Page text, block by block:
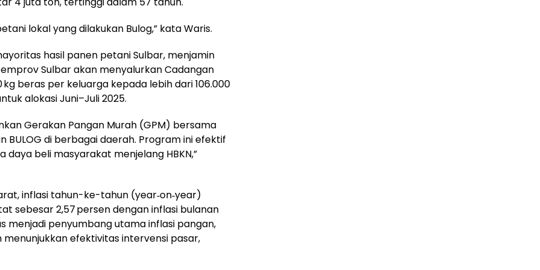
lokal yang dilakukan Bulog,” kata Waris.
hasil panen petani Sulbar, menjamin
Sulbar akan menyalurkan Cadangan
beras per keluarga kepada lebih dari 106.000
alokasi Juni–Juli 2025.
Gerakan Pangan Murah (GPM) bersama
BULOG di berbagai daerah. Program ini efektif
beli masyarakat menjelang HBKN,”
inflasi tahun-ke-tahun (year‑on‑year)
sebesar 2,57 persen dengan inflasi bulanan
menjadi penyumbang utama inflasi pangan,
efektivitas intervensi pasar,